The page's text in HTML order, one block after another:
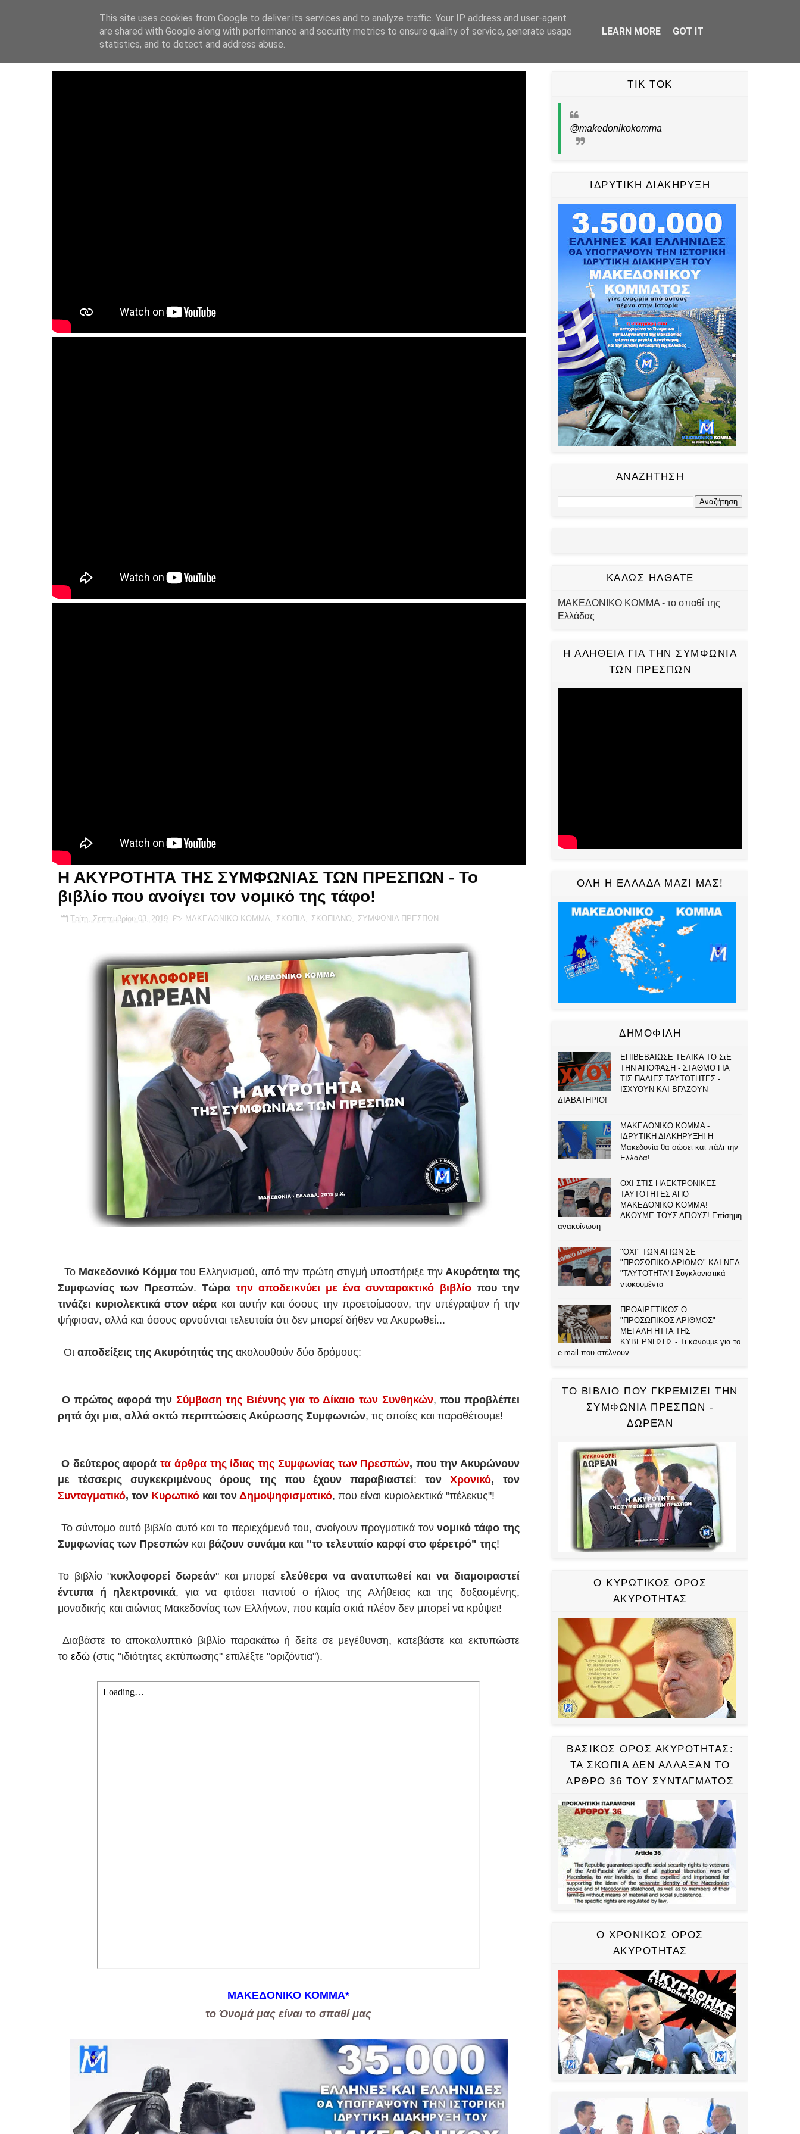
ΑΡΧΙΚΗ ΙΔΡΥΤΙΚΗ ΔΙΑΚΗΡΥΞΗ FACEBOOK X INSTAGRAM YOUTUBE TIKTOK PINTEREST ΕΠΙΚΟΙΝΩΝΙΑ
Η ΑΚΥΡΟΤΗΤΑ ΤΗΣ ΣΥΜΦΩΝΙΑΣ ΤΩΝ ΠΡΕΣΠΩΝ - Το
βιβλίο που ανοίγει τον νομικό της τάφο!
Τρίτη, Σεπτεμβρίου 03, 2019 ΜΑΚΕΔΟΝΙΚΟ ΚΟΜΜΑ, ΣΚΟΠΙΑ, ΣΚΟΠΙΑΝΟ, ΣΥΜΦΩΝΙΑ ΠΡΕΣΠΩΝ
Το Μακεδονικό Κόμματου Ελληνισμού, από την πρώτη στιγμή υποστήριξε τηνΑκυρότητα της
Συμφωνίας των Πρεσπών.Τώρατην αποδεικνύει με ένα συνταρακτικό βιβλίο που την
τινάζει κυριολεκτικά στον αέρα και αυτήν και όσους την προετοίμασαν, την υπέγραψαν ή την
ψήφισαν, αλλά και όσους αρνούνται τελευταία ότι δεν μπορεί δήθεν να Ακυρωθεί...
Οι αποδείξεις της Ακυρότητάς της ακολουθούν δύο δρόμους:
Ο πρώτος αφορά την Σύμβαση της Βιέννης για το Δίκαιο των Συνθηκών,που προβλέπει
ρητά όχι μια, αλλά οκτώ περιπτώσεις Ακύρωσης Συμφωνιών, τις οποίες και παραθέτουμε!
Ο δεύτερος αφοράτα άρθρα της ίδιας της Συμφωνίας των Πρεσπών, που την Ακυρώνουν
με τέσσερις συγκεκριμένους όρους της που έχουν παραβιαστεί:τονΧρονικό, τον
Συνταγματικό, τον Κυρωτικό και τον Δημοψηφισματικό, που είναι κυριολεκτικά "πέλεκυς"!
Το σύντομο αυτό βιβλίο αυτό και το περιεχόμενό του, ανοίγουν πραγματικά τοννομικό τάφο της
Συμφωνίας των Πρεσπών και βάζουν συνάμα και "το τελευταίο καρφί στο φέρετρό" της!
Το βιβλίο "κυκλοφορεί δωρεάν" και μπορείελεύθερα να ανατυπωθεί και να διαμοιραστεί
έντυπα ή ηλεκτρονικά, για να φτάσει παντού ο ήλιος της Αλήθειας και της δοξασμένης,
μοναδικής και αιώνιας Μακεδονίας των Ελλήνων, που καμία σκιά πλέον δεν μπορεί να κρύψει!
Διαβάστε το αποκαλυπτικό βιβλίο παρακάτω ή δείτε σε μεγέθυνση, κατεβάστε και εκτυπώστε
το εδώ (στις "ιδιότητες εκτύπωσης" επιλέξτε "οριζόντια").
ΜΑΚΕΔΟΝΙΚΟ ΚΟΜΜΑ*
το Όνομά μας είναι το σπαθί μας
TIK TOK
@makedonikokomma
ΙΔΡΥΤΙΚΗ ΔΙΑΚΗΡΥΞΗ
ΑΝΑΖΗΤΗΣΗ
ΚΑΛΩΣ ΗΛΘΑΤΕ
ΜΑΚΕΔΟΝΙΚΟ ΚΟΜΜΑ - το σπαθί της
Ελλάδας
Η ΑΛΗΘΕΙΑ ΓΙΑ ΤΗΝ ΣΥΜΦΩΝΙΑ
ΤΩΝ ΠΡΕΣΠΩΝ
ΟΛΗ Η ΕΛΛΑΔΑ ΜΑΖΙ ΜΑΣ!
ΔΗΜΟΦΙΛΗ
ΕΠΙΒΕΒΑΙΩΣΕ ΤΕΛΙΚΑ ΤΟ ΣτΕ
ΤΗΝ ΑΠΟΦΑΣΗ - ΣΤΑΘΜΟ ΓΙΑ
ΤΙΣ ΠΑΛΙΕΣ ΤΑΥΤΟΤΗΤΕΣ -
ΙΣΧΥΟΥΝ ΚΑΙ ΒΓΑΖΟΥΝ
ΔΙΑΒΑΤΗΡΙΟ!
ΜΑΚΕΔΟΝΙΚΟ ΚΟΜΜΑ -
ΙΔΡΥΤΙΚΗ ΔΙΑΚΗΡΥΞΗ! Η
Μακεδονία θα σώσει και πάλι την
Ελλάδα!
ΟΧΙ ΣΤΙΣ ΗΛΕΚΤΡΟΝΙΚΕΣ
ΤΑΥΤΟΤΗΤΕΣ ΑΠΟ
ΜΑΚΕΔΟΝΙΚΟ ΚΟΜΜΑ!
ΑΚΟΥΜΕ ΤΟΥΣ ΑΓΙΟΥΣ! Επίσημη
ανακοίνωση
"ΟΧΙ" ΤΩΝ ΑΓΙΩΝ ΣΕ
"ΠΡΟΣΩΠΙΚΟ ΑΡΙΘΜΟ" ΚΑΙ ΝΕΑ
"ΤΑΥΤΟΤΗΤΑ"! Συγκλονιστικά
ντοκουμέντα
ΠΡΟΑΙΡΕΤΙΚΟΣ Ο
"ΠΡΟΣΩΠΙΚΟΣ ΑΡΙΘΜΟΣ" -
ΜΕΓΑΛΗ ΗΤΤΑ ΤΗΣ
ΚΥΒΕΡΝΗΣΗΣ - Τι κάνουμε για το
e-mail που στέλνουν
ΤΟ ΒΙΒΛΙΟ ΠΟΥ ΓΚΡΕΜΙΖΕΙ ΤΗΝ
ΣΥΜΦΩΝΙΑ ΠΡΕΣΠΩΝ -
ΔΩΡΕΆΝ
Ο ΚΥΡΩΤΙΚΟΣ ΟΡΟΣ
ΑΚΥΡΟΤΗΤΑΣ
ΒΑΣΙΚΟΣ ΟΡΟΣ ΑΚΥΡΟΤΗΤΑΣ:
ΤΑ ΣΚΟΠΙΑ ΔΕΝ ΑΛΛΑΞΑΝ ΤΟ
ΑΡΘΡΟ 36 ΤΟΥ ΣΥΝΤΑΓΜΑΤΟΣ
Ο ΧΡΟΝΙΚΟΣ ΟΡΟΣ
ΑΚΥΡΟΤΗΤΑΣ
This site uses cookies from Google to deliver its services and to analyze traffic. Your IP address and user-agent
are shared with Google along with performance and security metrics to ensure quality of service, generate usage
statistics, and to detect and address abuse.
LEARN MORE GOT IT